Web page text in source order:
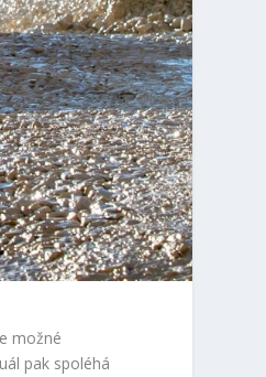
možné
pak spoléhá